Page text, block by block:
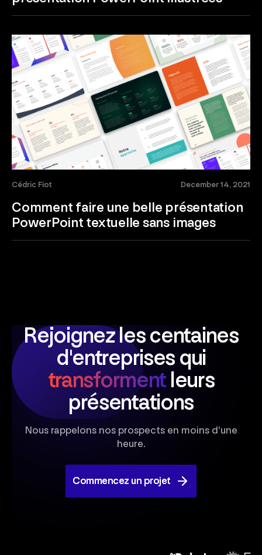
Cédric Fiot December 14, 2021
Comment faire une belle présentation
PowerPoint textuelle sans images
Rejoignez les centaines
d'entreprisesqui
transformentleurs
présentations
Nous rappelons nos prospects en moins d’une
heure.
Commencez un projet
Commencez un projet